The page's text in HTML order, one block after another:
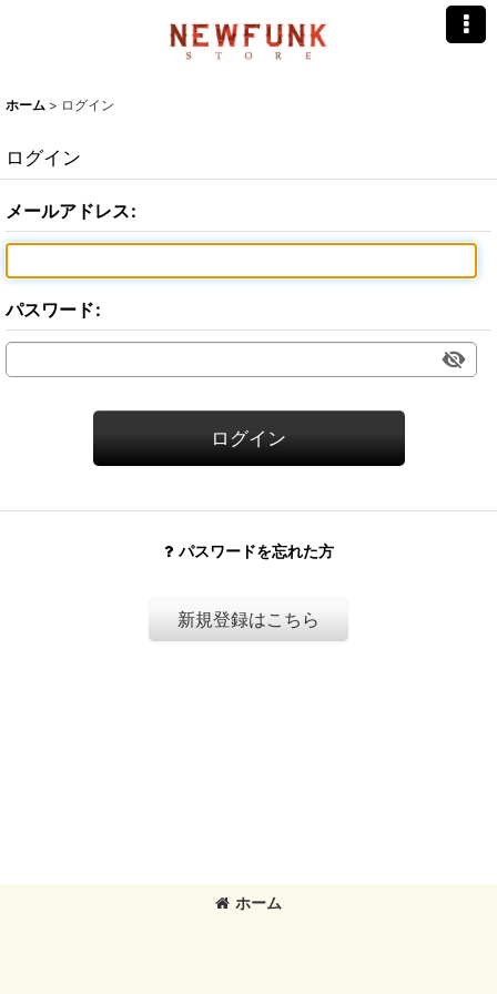
ホーム > ログイン
ログイン
メールアドレス:
パスワード:
ログイン
パスワードを忘れた方
新規登録はこちら
ホーム